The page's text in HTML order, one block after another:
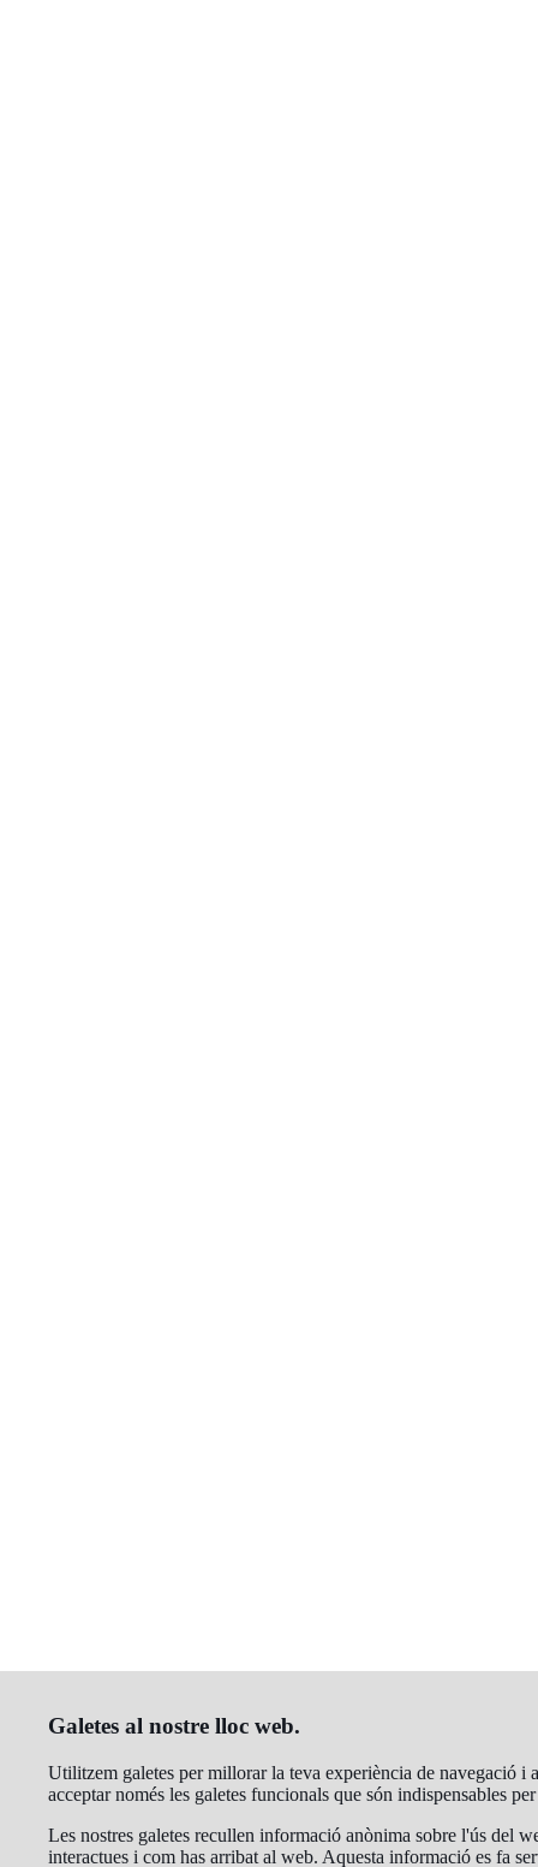
Galetes al nostre lloc web.
Utilitzem galetes per millorar la teva experiència de navegació i
acceptar només les galetes funcionals que són indispensables
Les nostres galetes recullen informació anònima sobre l'ús del
interactues i com has arribat al web. Aquesta informació es fa